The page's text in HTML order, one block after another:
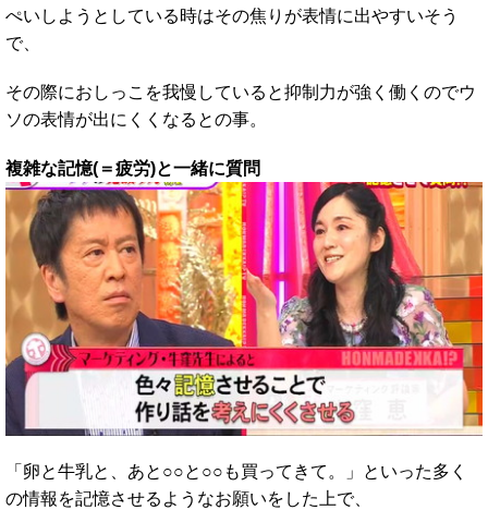
ぺいしようとしている時はその焦りが表情に出やすいそう
で、
その際におしっこを我慢していると抑制力が強く働くのでウ
ソの表情が出にくくなるとの事。
複雑な記憶(＝疲労)と一緒に質問
「卵と牛乳と、あと○○と○○も買ってきて。」といった多く
の情報を記憶させるようなお願いをした上で、